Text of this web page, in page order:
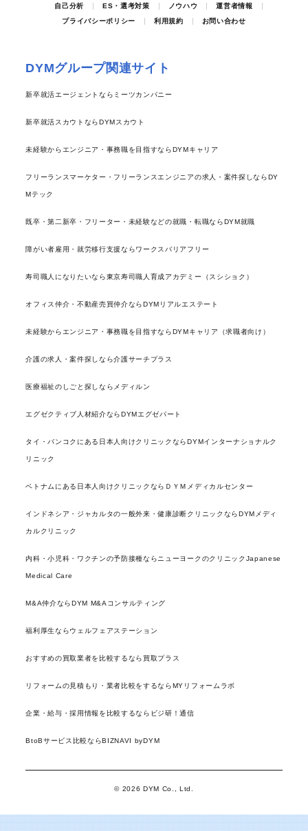
自己分析
ES・選考対策 ノウハウ
運営者情報
プライバシーポリシー
利用規約 お問い合わせ
DYMグループ関連サイト
新卒就活エージェントならミーツカンパニー
新卒就活スカウトならDYMスカウト
未経験からエンジニア・事務職を目指すならDYMキャリア
フリーランスマーケター・フリーランスエンジニアの求人・案件探しならDY
Mテック
既卒・第二新卒・フリーター・未経験などの就職・転職ならDYM就職
障がい者雇用・就労移行支援ならワークスバリアフリー
寿司職人になりたいなら東京寿司職人育成アカデミー（スシショク）
オフィス仲介・不動産売買仲介ならDYMリアルエステート
未経験からエンジニア・事務職を目指すならDYMキャリア（求職者向け）
介護の求人・案件探しなら介護サーチプラス
医療福祉のしごと探しならメディルン
エグゼクティブ人材紹介ならDYMエグゼパート
タイ・バンコクにある日本人向けクリニックならDYMインターナショナルク
リニック
ベトナムにある日本人向けクリニックならＤＹＭメディカルセンター
インドネシア・ジャカルタの一般外来・健康診断クリニックならDYMメディ
カルクリニック
内科・小児科・ワクチンの予防接種ならニューヨークのクリニックJapanese
Medical Care
M&A仲介ならDYM M&Aコンサルティング
福利厚生ならウェルフェアステーション
おすすめの買取業者を比較するなら買取プラス
リフォームの見積もり・業者比較をするならMYリフォームラボ
企業・給与・採用情報を比較するならビジ研！通信
BtoBサービス比較ならBIZNAVI byDYM
© 2026 DYM Co., Ltd.